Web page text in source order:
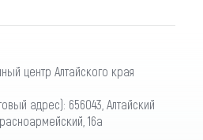
центр Алтайского края
адрес): 656043, Алтайский
16а